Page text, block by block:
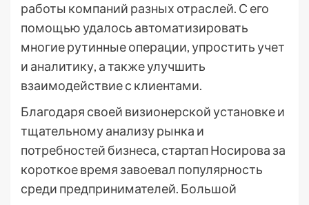
работы компаний разных отраслей. С его
помощью удалось автоматизировать
многие рутинные операции, упростить учет
и аналитику, а также улучшить
взаимодействие с клиентами.
Благодаря своей визионерской установке и
тщательному анализу рынка и
потребностей бизнеса, стартап Носирова за
короткое время завоевал популярность
среди предпринимателей. Большой